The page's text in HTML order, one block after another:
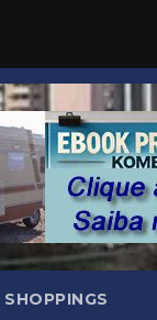
SHOPPINGS